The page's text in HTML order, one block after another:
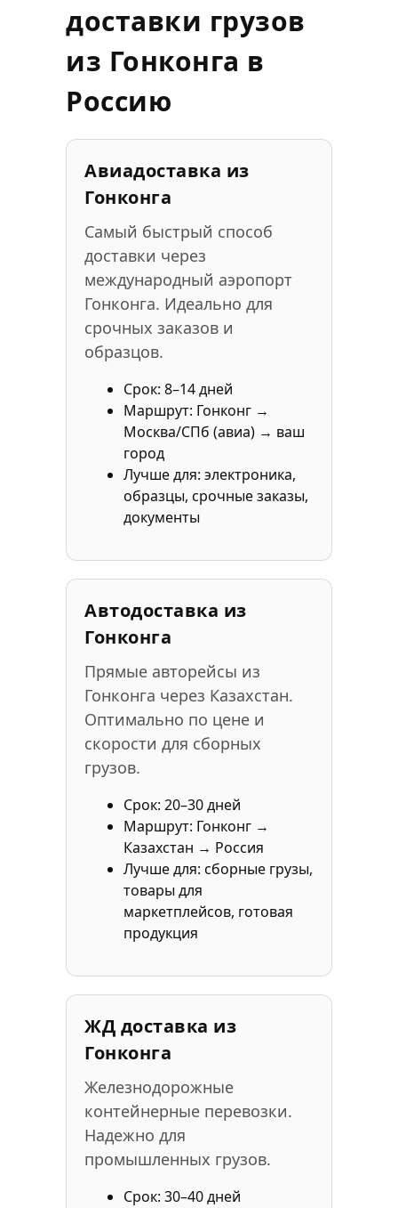
доставки грузов
из Гонконга в
Россию
Авиадоставка из
Гонконга
Самый быстрый способ
доставки через
международный аэропорт
Гонконга. Идеально для
срочных заказов и
образцов.
Срок: 8–14 дней
Маршрут: Гонконг →
Москва/СПб (авиа) → ваш
город
Лучше для: электроника,
образцы, срочные заказы,
документы
Автодоставка из
Гонконга
Прямые авторейсы из
Гонконга через Казахстан.
Оптимально по цене и
скорости для сборных
грузов.
Срок: 20–30 дней
Маршрут: Гонконг →
Казахстан → Россия
Лучше для: сборные грузы,
товары для
маркетплейсов, готовая
продукция
ЖД доставка из
Гонконга
Железнодорожные
контейнерные перевозки.
Надежно для
промышленных грузов.
Срок: 30–40 дней